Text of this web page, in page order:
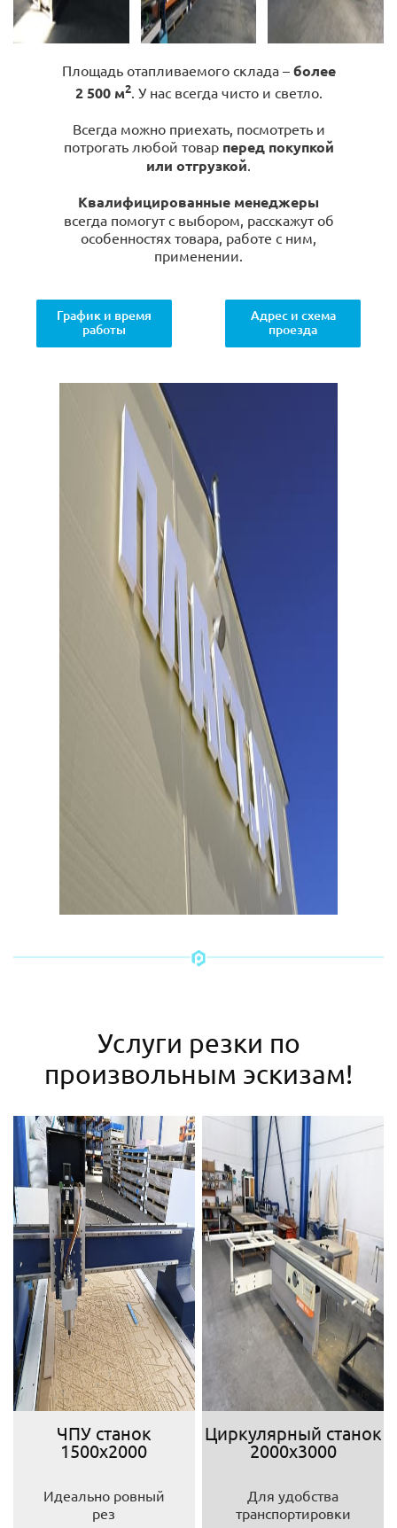
Площадь отапливаемого склада – более
2 500 м2. У нас всегда чисто и светло.
Всегда можно приехать, посмотреть и
потрогать любой товар перед покупкой
или отгрузкой.
Квалифицированные менеджеры
всегда помогут с выбором, расскажут об
особенностях товара, работе с ним,
применении.
График и время
работы
Адрес и схема
проезда
Услуги резки по
произвольным эскизам!
ЧПУ станок
1500х2000
Идеально ровный
рез
Циркулярный станок
2000х3000
Для удобства
транспортировки